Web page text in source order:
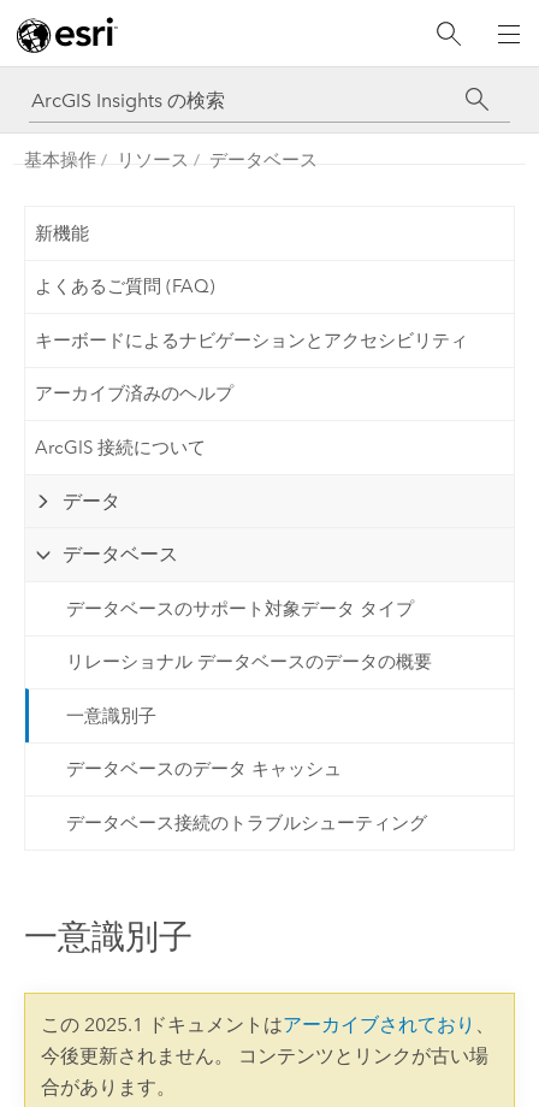
基本操作 リソース データベース
新機能
よくあるご質問 (FAQ)
キーボードによるナビゲーションとアクセシビリティ
アーカイブ済みのヘルプ
ArcGIS 接続について
データ
データベース
データベースのサポート対象データ タイプ
リレーショナル データベースのデータの概要
一意識別子
データベースのデータ キャッシュ
データベース接続のトラブルシューティング
一意識別子
この 2025.1 ドキュメントはアーカイブされており 、
今後更新されません。 コンテンツとリンクが古い場
合があります。